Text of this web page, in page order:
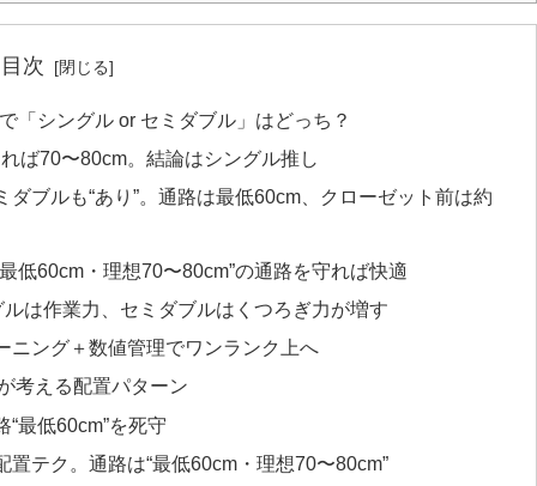
目次
「シングル or セミダブル」はどっち？
ば70〜80cm。結論はシングル推し
ブルも“あり”。通路は最低60cm、クローゼット前は約
低60cm・理想70〜80cm”の通路を守れば快適
は作業力、セミダブルはくつろぎ力が増す
ニング＋数値管理でワンランク上へ
考える配置パターン
最低60cm”を死守
テク。通路は“最低60cm・理想70〜80cm”